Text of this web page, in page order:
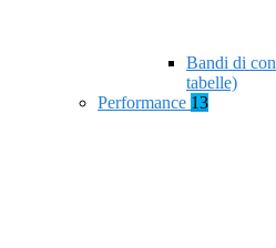
Bandi di
tabelle)
Performance 13